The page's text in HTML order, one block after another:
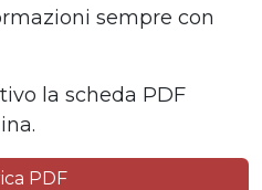
sempre con
la scheda PDF
PDF